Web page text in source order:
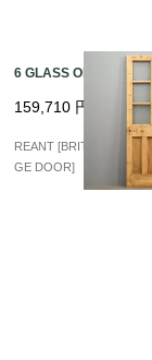
6 GLASS OLD PINE
159,710 円
REANT [BRITISH VINTA
GE DOOR]